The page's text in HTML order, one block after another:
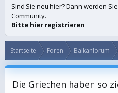
Sind Sie neu hier? Dann werden
Community.
Bitte hier registrieren
Startseite Foren Balkanforum
Die Griechen haben so